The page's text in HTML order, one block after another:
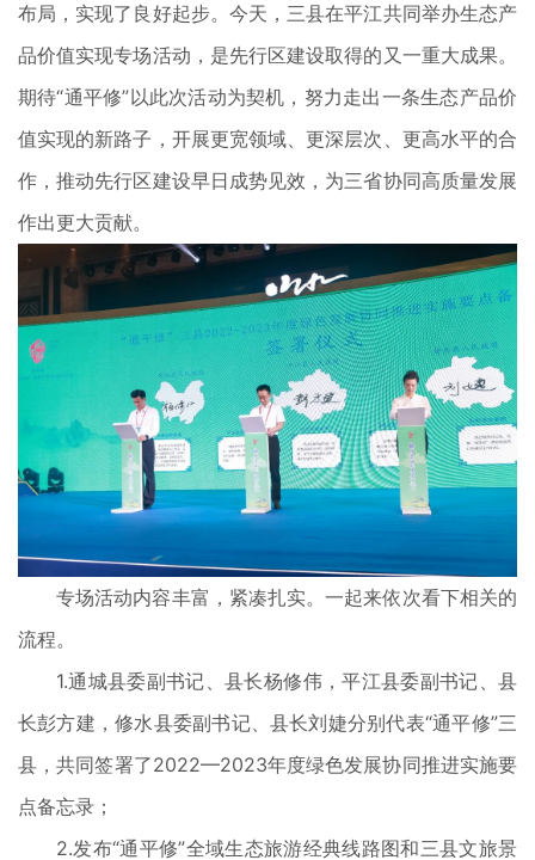
布局，实现了良好起步。今天，三县在平江共同举办生态产
品价值实现专场活动，是先行区建设取得的又一重大成果。
期待“通平修”以此次活动为契机，努力走出一条生态产品价
值实现的新路子，开展更宽领域、更深层次、更高水平的合
作，推动先行区建设早日成势见效，为三省协同高质量发展
作出更大贡献。
专场活动内容丰富，紧凑扎实。一起来依次看下相关的
流程。
1.通城县委副书记、县长杨修伟，平江县委副书记、县
长彭方建，修水县委副书记、县长刘婕分别代表“通平修”三
县，共同签署了2022—2023年度绿色发展协同推进实施要
点备忘录；
2.发布“通平修”全域生态旅游经典线路图和三县文旅景